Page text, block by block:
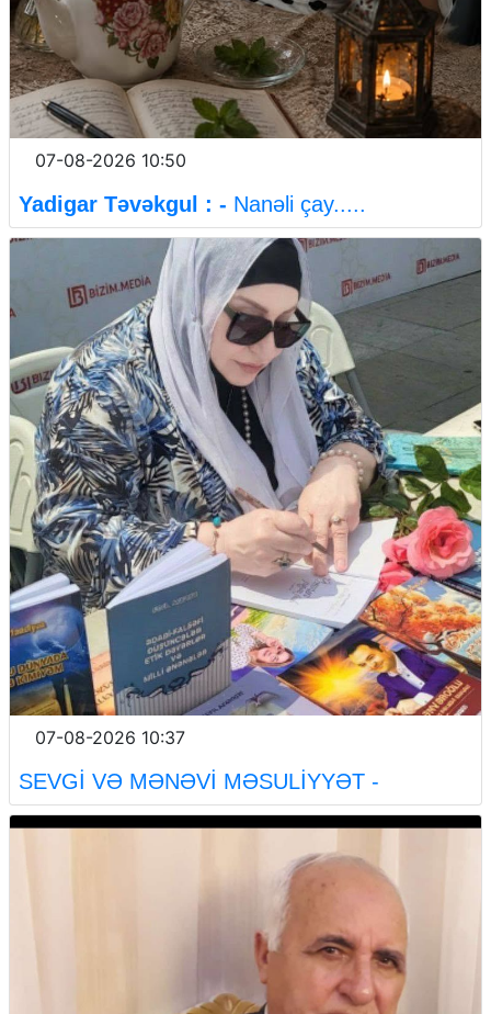
07-08-2026 10:50
Yadigar Təvəkgul : - Nanəli çay.....
07-08-2026 10:37
SEVGİ VƏ MƏNƏVİ MƏSULİYYƏT -